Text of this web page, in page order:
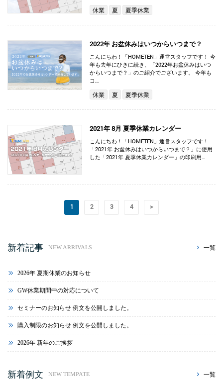
休業 夏 夏季休業
2022年 お盆休みはいつからいつまで？
こんにちわ！「HOMETEN」運営スタッフです！ 今
年も去年にひきに続き、「2022年お盆休みはいつ
からいつまで？」のご紹介でございます。 今年も
コ…
休業 夏 夏季休業
2021年 8月 夏季休業カレンダー
こんにちわ！「HOMETEN」運営スタッフです！
「2021年 お盆休みはいつからいつまで？」に使用
した「2021年 夏季休業カレンダー」の印刷用…
1 2 3 4 >
新着記事 NEW ARRIVALS 一覧
2026年 夏期休業のお知らせ
GW休業期間中の対応について
セミナーのお知らせ 例文を公開しました。
購入制限のお知らせ 例文を公開しました。
2026年 新年のご挨拶
新着例文 NEW TEMPATE 一覧